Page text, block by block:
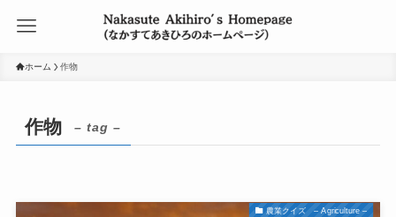
ホーム 作物
作物 – tag –
農業クイズ – Agriculture –